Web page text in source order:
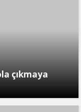
çıkmaya